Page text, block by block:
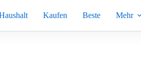
Kaufen Beste Mehr